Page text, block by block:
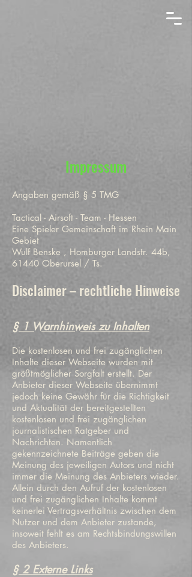
Impressum
Angaben gemäß § 5 TMG
Tactical - Airsoft - Team - Hessen
Eine Spieler Gemeinschaft im Rhein Main
Gebiet
Wulf Benske , Homburger Landstr. 44b,
61440 Oberursel / Ts.
Disclaimer – rechtliche Hinweise
§ 1 Warnhinweis zu Inhalten
Die kostenlosen und frei zugänglichen
Inhalte dieser Webseite wurden mit
größtmöglicher Sorgfalt erstellt. Der
Anbieter dieser Webseite übernimmt
jedoch keine Gewähr für die Richtigkeit
und Aktualität der bereitgestellten
kostenlosen und frei zugänglichen
journalistischen Ratgeber und
Nachrichten. Namentlich
gekennzeichnete Beiträge geben die
Meinung des jeweiligen Autors und nicht
immer die Meinung des Anbieters wieder.
Allein durch den Aufruf der kostenlosen
und frei zugänglichen Inhalte kommt
keinerlei Vertragsverhältnis zwischen dem
Nutzer und dem Anbieter zustande,
insoweit fehlt es am Rechtsbindungswillen
des Anbieters.
§ 2 Externe Links